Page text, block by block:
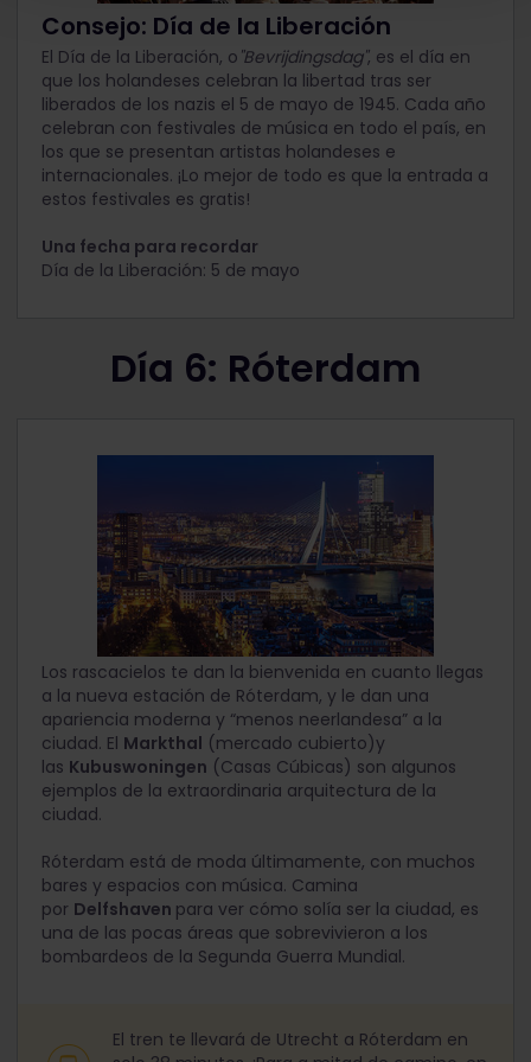
Consejo: Día de la Liberación
El Día de la Liberación, o "Bevrijdingsdag", es el día en
que los holandeses celebran la libertad tras ser
liberados de los nazis el 5 de mayo de 1945. Cada año
celebran con festivales de música en todo el país, en
los que se presentan artistas holandeses e
internacionales. ¡Lo mejor de todo es que la entrada a
estos festivales es gratis!
Una fecha para recordar
Día de la Liberación: 5 de mayo
Día 6: Róterdam
Los rascacielos te dan la bienvenida en cuanto llegas
a la nueva estación de Róterdam, y le dan una
apariencia moderna y “menos neerlandesa” a la
ciudad. El Markthal (mercado cubierto)y
las Kubuswoningen (Casas Cúbicas) son algunos
ejemplos de la extraordinaria arquitectura de la
ciudad.
Róterdam está de moda últimamente, con muchos
bares y espacios con música. Camina
por Delfshaven para ver cómo solía ser la ciudad, es
una de las pocas áreas que sobrevivieron a los
bombardeos de la Segunda Guerra Mundial.
El tren te llevará de Utrecht a Róterdam en